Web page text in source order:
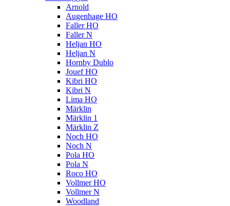
Arnold
Augenhage HO
Faller HO
Faller N
Heljan HO
Heljan N
Hornby Dublo
Jouef HO
Kibri HO
Kibri N
Lima HO
Märklin
Märklin 1
Märklin Z
Noch HO
Noch N
Pola HO
Pola N
Roco HO
Vollmer HO
Vollmer N
Woodland